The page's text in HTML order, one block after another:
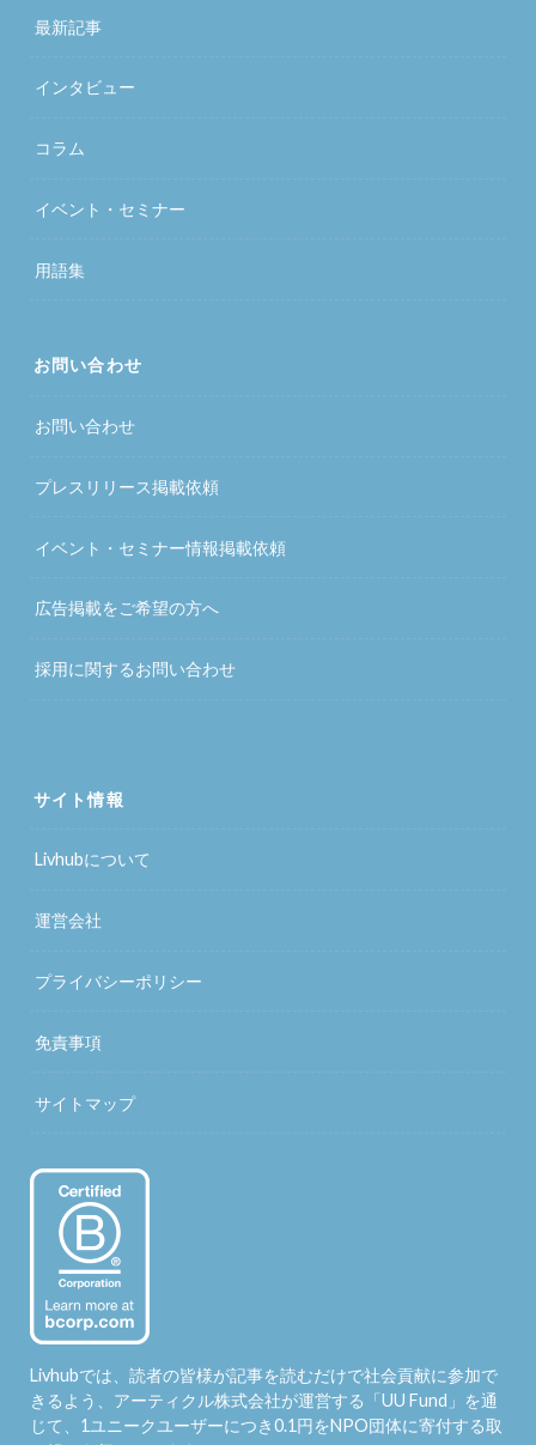
最新記事
インタビュー
コラム
イベント・セミナー
用語集
お問い合わせ
お問い合わせ
プレスリリース掲載依頼
イベント・セミナー情報掲載依頼
広告掲載をご希望の方へ
採用に関するお問い合わせ
サイト情報
Livhubについて
運営会社
プライバシーポリシー
免責事項
サイトマップ
Livhubでは、読者の皆様が記事を読むだけで社会貢献に参加で
きるよう、アーティクル株式会社が運営する「UU Fund 」を通
じて、1ユニークユーザーにつき0.1円をNPO団体に寄付する取